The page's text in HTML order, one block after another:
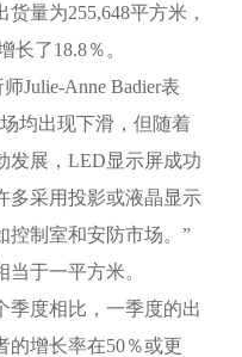
量为255,648平方米，
长了18.8％。
Julie-Anne Badier表
均出现下滑，但随着
发展，LED显示屏成功
多采用投影或液晶显示
控制室和安防市场。”
于一平方米。
度相比，一季度的出
的增长率在50％或更